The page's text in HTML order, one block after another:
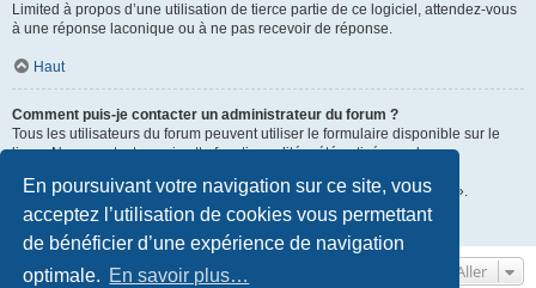
En poursuivant votre navigation sur ce site, vous
acceptez l’utilisation de cookies vous permettant
de bénéficier d’une expérience de navigation
optimale. En savoir plus…
Limited à propos d’une utilisation de tierce partie de ce logiciel, attendez-vous
à une réponse laconique ou à ne pas recevoir de réponse.
Haut
Comment puis-je contacter un administrateur du forum ?
Tous les utilisateurs du forum peuvent utiliser le formulaire disponible sur le
lien « Nous contacter » si cette fonctionnalité a été activée par les
Les membres du forum peuvent également utiliser le lien « L’équipe ».
Aller